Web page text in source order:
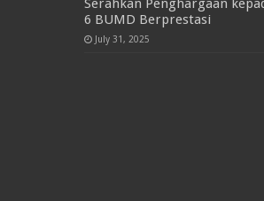
Serahkan Penghargaan
6 BUMD Berprestasi
July 31, 2025